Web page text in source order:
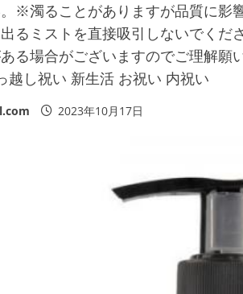
※濁ることがありますが品質に影
るミストを直接吸引しないでくだ
る場合がございますのでご理解
越し祝い 新生活 お祝い 内祝い
2023年10月17日